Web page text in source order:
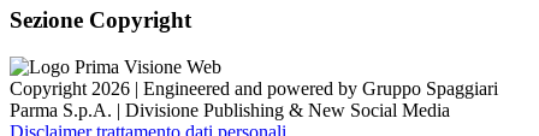
Sezione Copyright
Copyright 2026 | Engineered and powered by Gruppo Spaggiari
Parma S.p.A. | Divisione Publishing & New Social Media
Disclaimer trattamento dati personali